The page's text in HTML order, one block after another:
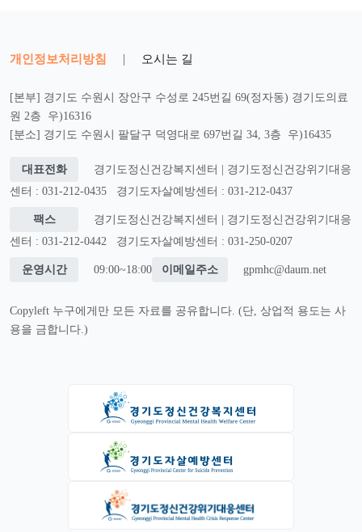
개인정보처리방침 | 오시는 길
[본부] 경기도 수원시 장안구 수성로 245번길 69(정자동) 경기도의료
원 2층 우)16316
[분소] 경기도 수원시 팔달구 덕영대로 697번길 34, 3층 우)16435
대표전화
경기도정신건강복지센터 | 경기도정신건강위기대응
센터 : 031-212-0435
경기도자살예방센터 : 031-212-0437
팩스
경기도정신건강복지센터 | 경기도정신건강위기대응
센터 : 031-212-0442
경기도자살예방센터 : 031-250-0207
운영시간 09:00~18:00 이메일주소 gpmhc@daum.net
Copyleft 누구에게만 모든 자료를 공유합니다. (단, 상업적 용도는 사
용을 금합니다.)